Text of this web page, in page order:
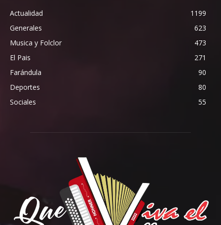
Actualidad
1199
Generales
623
Musica y Folclor
473
El Pais
271
Farándula
90
Deportes
80
Sociales
55